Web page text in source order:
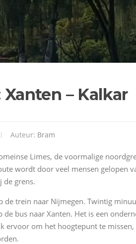
Xanten – Kalkar
Auteur: Bram
Limes, de voormalige
wordt door veel mensen gelopen
de grens.
de trein naar Nijmegen. Twintig
bus naar Xanten. Het is een
ervoor om het hoogtepunt te